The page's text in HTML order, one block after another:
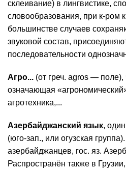
склеивание) в лингвистике,
словообразования, при к-ром
большинстве случаев
звуковой состав,
последовательности
Агро... (от греч. agros —
означающая
агротехника,...
Азербайджанский язык,
(юго-зап., или огузская
азербайджанцев, гос. яз.
Распространён также в